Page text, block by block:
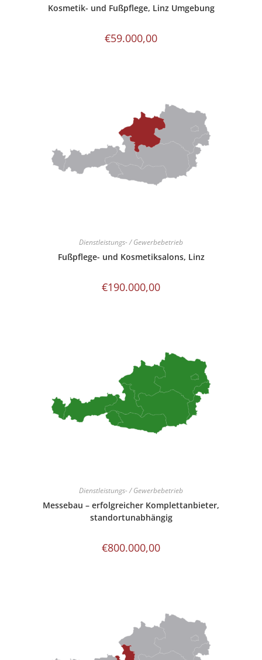
Kosmetik- und Fußpflege, Linz Umgebung
€59.000,00
Dienstleistungs- / Gewerbebetrieb
Fußpflege- und Kosmetiksalons, Linz
€190.000,00
Dienstleistungs- / Gewerbebetrieb
Messebau – erfolgreicher Komplettanbieter,
standortunabhängig
€800.000,00